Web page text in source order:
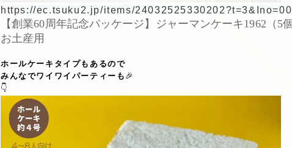
https://ec.tsuku2.jp/items/
【創業60周年記念パッケージ】ジャーマンケーキ1962（
お土産用
ホールケーキタイプもあるので
みんなでワイワイパーティーも🎉
👇